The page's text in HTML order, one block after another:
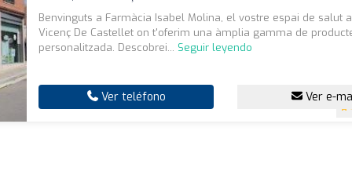
Benvinguts a Farmàcia Isabel Molina, el vostre espai de salut
Vicenç De Castellet on t'oferim una àmplia gamma de
personalitzada. Descobrei... Seguir leyendo
Ver teléfono Ver e-